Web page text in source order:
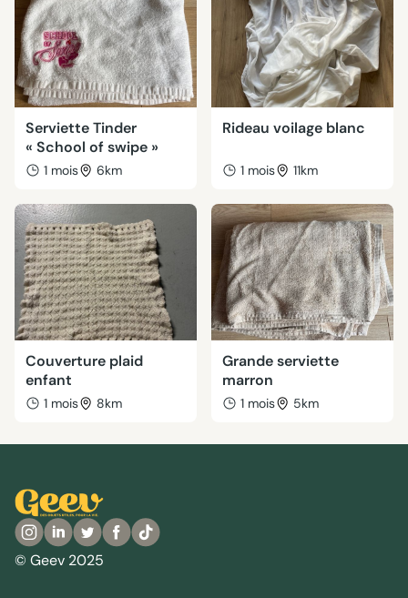
Serviette Tinder
« School of swipe »
1 mois 6km
Rideau voilage blanc
1 mois 11km
Couverture plaid
enfant
1 mois 8km
Grande serviette
marron
1 mois 5km
© Geev 2025